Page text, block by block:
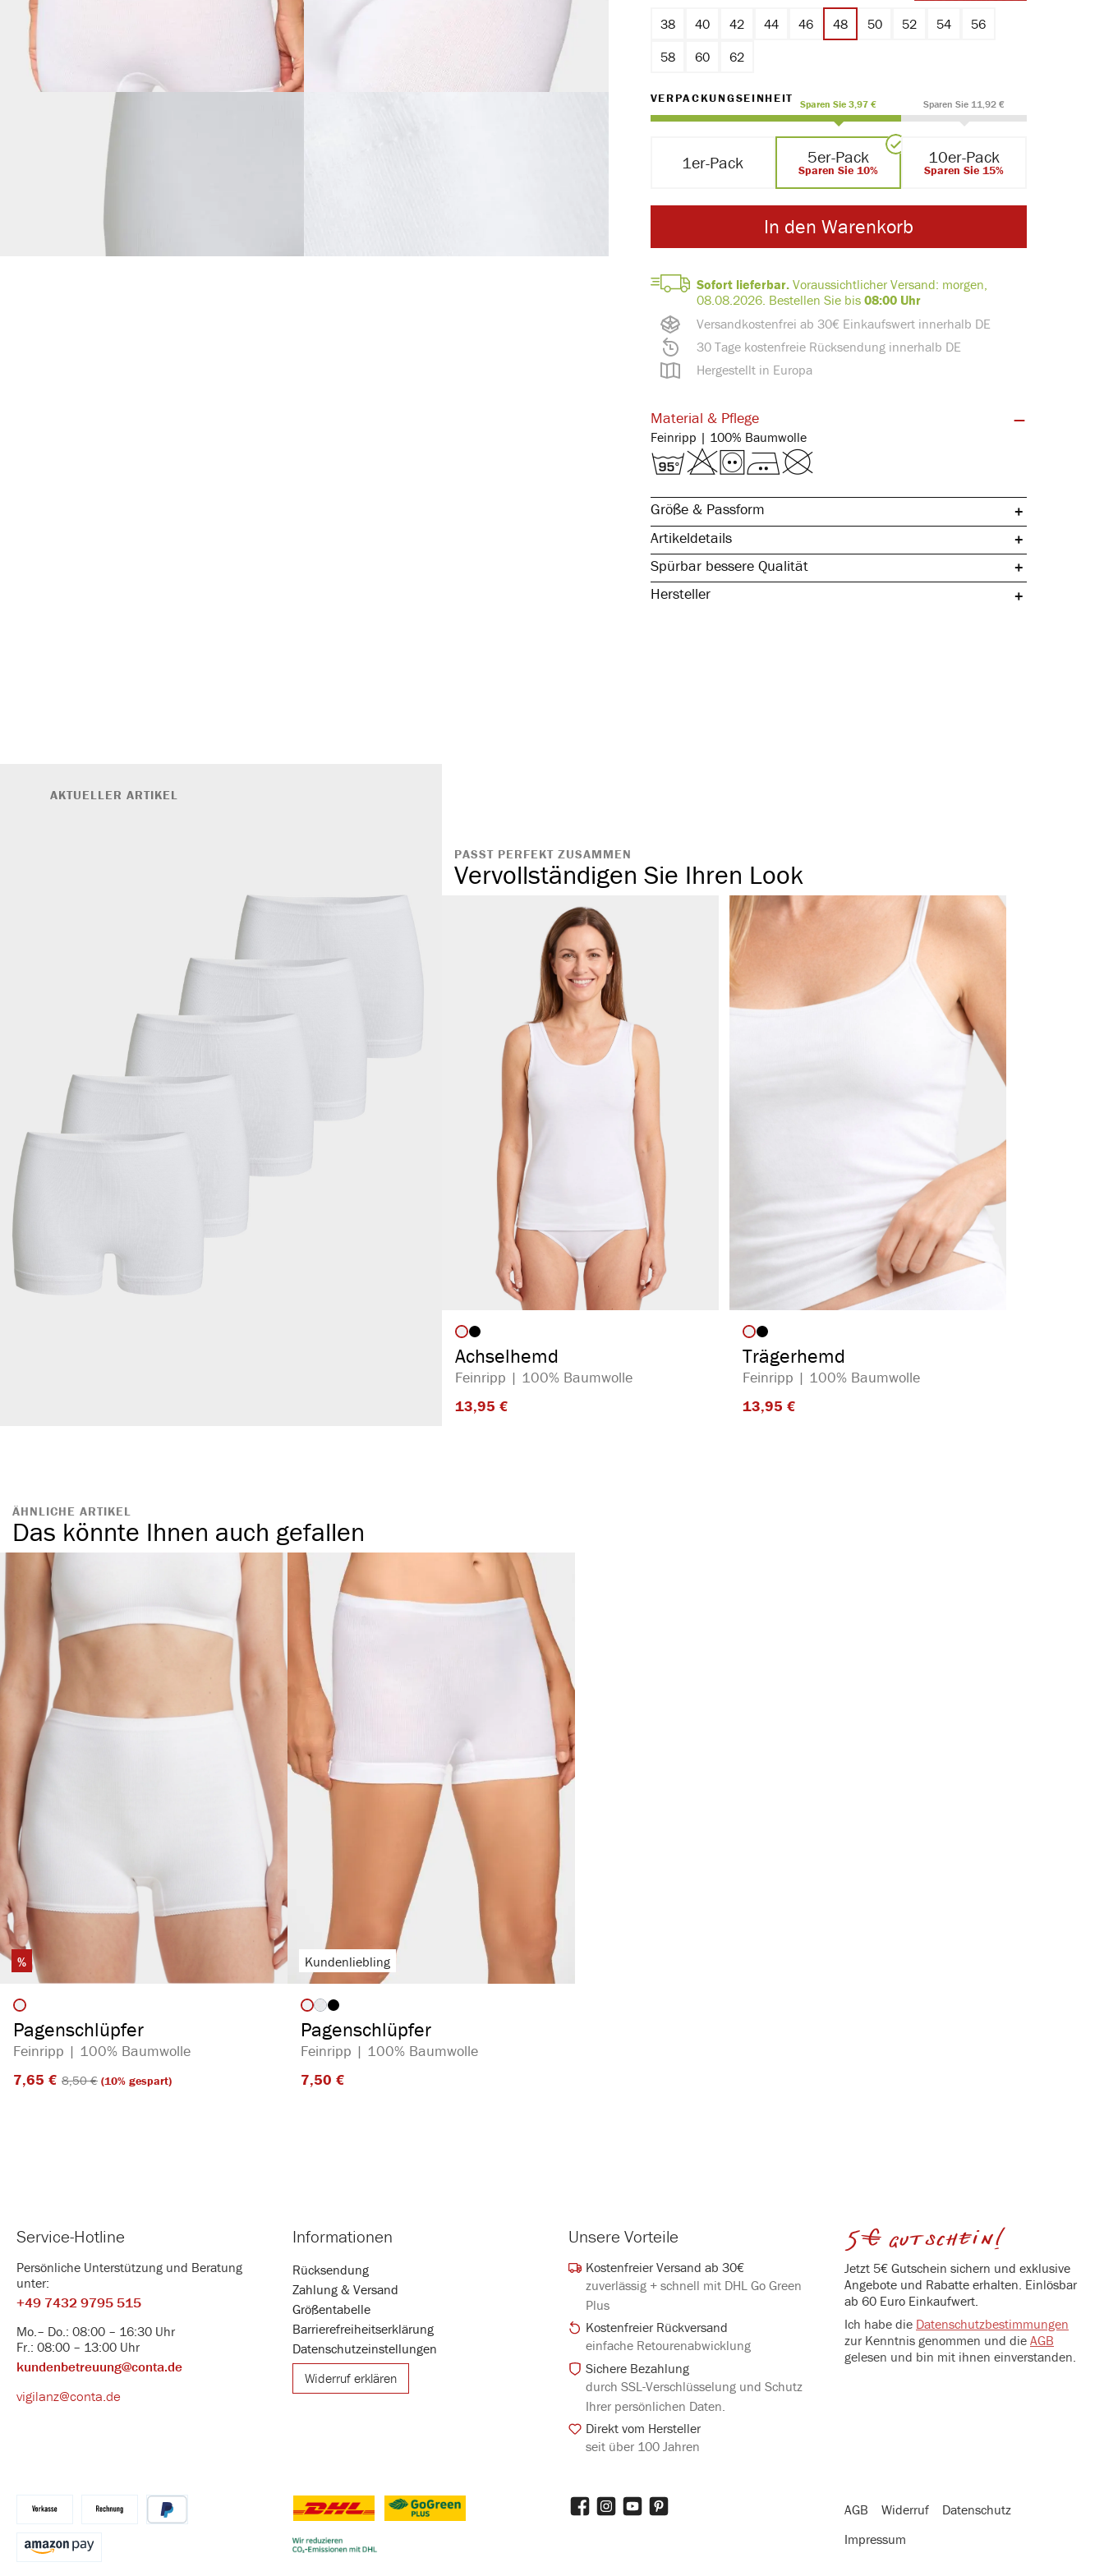
Versandkostenfrei ab 30€ Einkaufswert innerhalb DE
30 Tage kostenfreie Rücksendung innerhalb DE
Hergestellt in Europa
Sofort lieferbar.Voraussichtlicher Versand: morgen,
08.08.2026. Bestellen Sie bis 08:00 Uhr
38 40 42 44 46 48 50 52 54
56
58
60 62
VERPACKUNGSEINHEIT Sparen Sie 3,97 € Sparen Sie 11,92 €
1er-Pack 5er-Pack
Sparen Sie 10%
10er-Pack
Sparen Sie 15%
In den Warenkorb
Material & Pflege
Feinripp | 100% Baumwolle
Größe & Passform
Artikeldetails
Spürbar bessere Qualität
Hersteller
AKTUELLER ARTIKEL
PASST PERFEKT ZUSAMMEN
Vervollständigen Sie Ihren Look
Artikelfarbe
Achselhemd
Feinripp | 100% Baumwolle
13,95 €​
Artikelfarbe
Trägerhemd
Feinripp | 100% Baumwolle
13,95 €​
ÄHNLICHE ARTIKEL
Das könnte Ihnen auch gefallen
%
Artikelfarbe
Pagenschlüpfer
Feinripp | 100% Baumwolle
7,65 €​ 8,50 €​ (10% gespart)
Kundenliebling
Artikelfarbe
(Diese Option ist zurzeit nicht verfügbar.)
Pagenschlüpfer
Feinripp | 100% Baumwolle
7,50 €​
Service-Hotline
Persönliche Unterstützung und Beratung
unter:
+49 7432 9795 515
Mo.– Do.: 08:00 – 16:30 Uhr
Fr.: 08:00 – 13:00 Uhr
kundenbetreuung@conta.de
vigilanz@conta.de
Informationen
Rücksendung
Zahlung & Versand
Größentabelle
Barrierefreiheitserklärung
Datenschutzeinstellungen
Widerruf erklären
Unsere Vorteile
Kostenfreier Versand ab 30€
zuverlässig + schnell mit DHL Go Green
Plus
Kostenfreier Rückversand
einfache Retourenabwicklung
Sichere Bezahlung
durch SSL-Verschlüsselung und Schutz
Ihrer persönlichen Daten.
Direkt vom Hersteller
seit über 100 Jahren
5€ gutschein!
Jetzt 5€ Gutschein sichern und exklusive
Angebote und Rabatte erhalten. Einlösbar
ab 60 Euro Einkaufwert.
Ich habe die Datenschutzbestimmungen
zur Kenntnis genommen und die AGB
gelesen und bin mit ihnen einverstanden.
FacebookInstagramYouTubePinterest AGB Widerruf
Datenschutz
Impressum